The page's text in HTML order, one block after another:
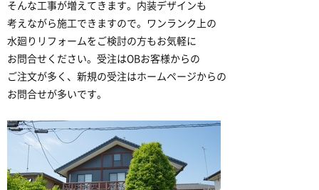
そんな工事が増えてきます。内装デザインも
考えながら施工できますので。ワンランク上の
水廻りリフォームをご検討の方もお気軽に
お問合せください。受注はOBお客様からの
ご注文が多く、新規の受注はホームページからの
お問合せが多いです。